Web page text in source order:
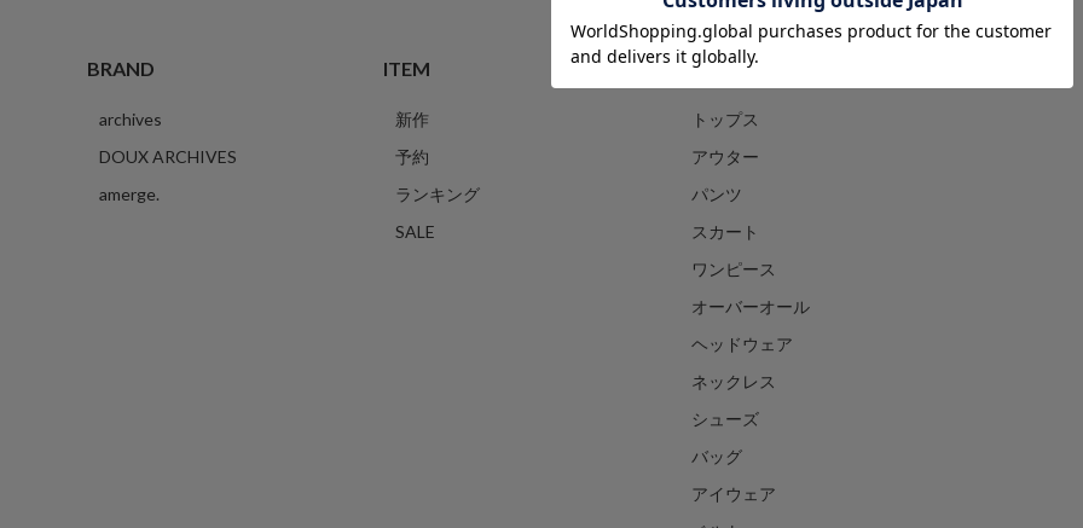
BRAND
archives
DOUX ARCHIVES
amerge.
ITEM
新作
予約
ランキング
SALE
CATEGORY
トップス
アウター
パンツ
スカート
ワンピース
オーバーオール
ヘッドウェア
ネックレス
シューズ
バッグ
アイウェア